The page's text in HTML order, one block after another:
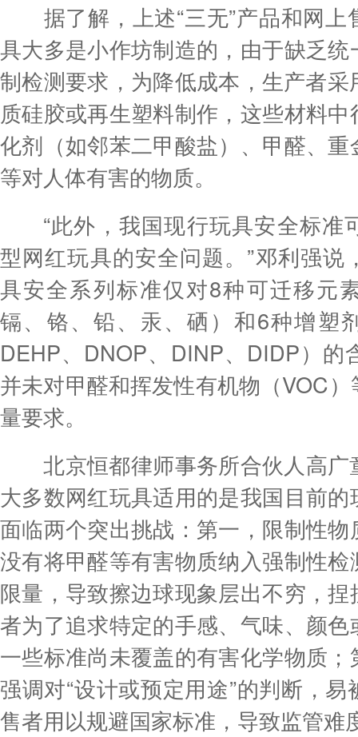
据了解，上述“三无”产品和网上
具大多是小作坊制造的，由于缺乏
制检测要求，为降低成本，生产者
质硅胶或再生塑料制作，这些材料
化剂（如邻苯二甲酸盐）、甲醛、
等对人体有害的物质。
“此外，我国现行玩具安全标准
型网红玩具的安全问题。”邓利强说
具安全系列标准仅对8种可迁移元
镉、铬、铅、汞、硒）和6种增塑
DEHP、DNOP、DINP、DIDP）的
并未对甲醛和挥发性有机物（VOC
量要求。
北京恒都律师事务所合伙人高广
大多数网红玩具适用的是我国目前
面临两个突出挑战：第一，限制性
没有将甲醛等有害物质纳入强制性
限量，导致擦边球现象层出不穷，
者为了追求特定的手感、气味、颜
一些标准尚未覆盖的有害化学物质
强调对“设计或预定用途”的判断，
售者用以规避国家标准，导致监管难